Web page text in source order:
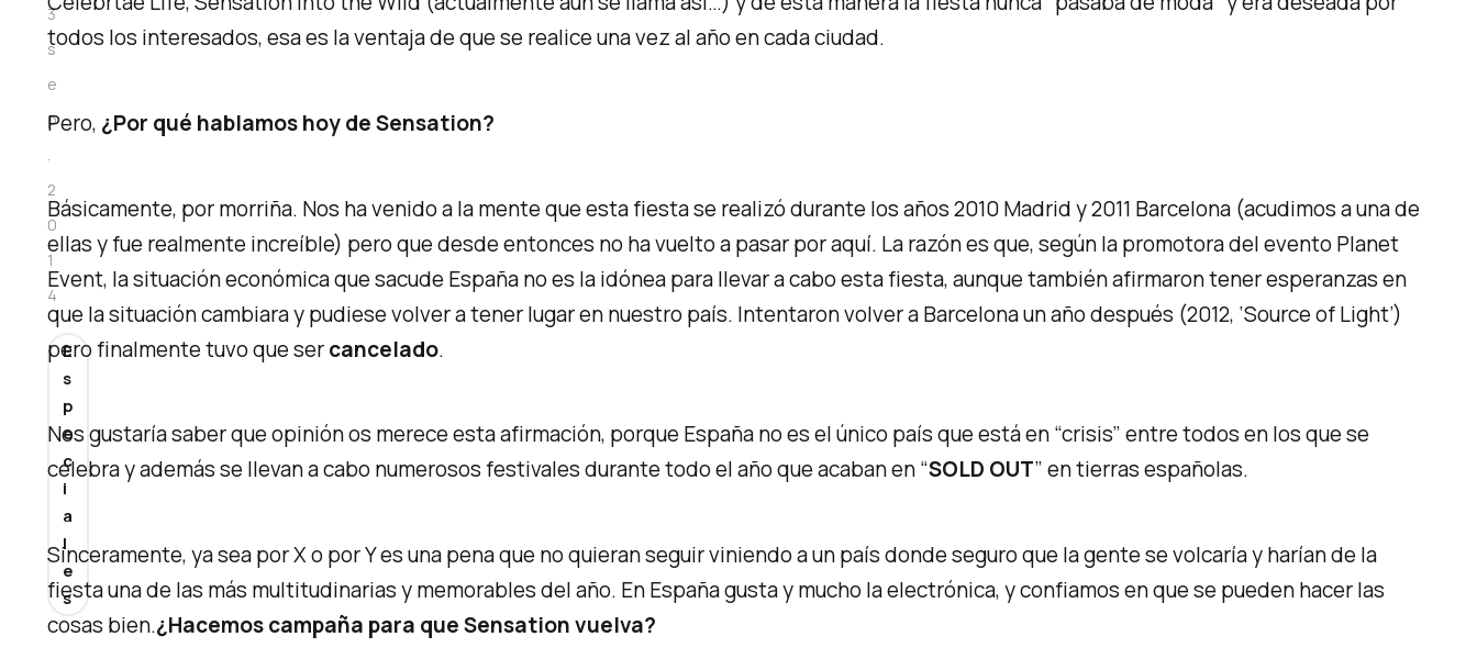
todos los interesados, esa es la ventaja de que se realice una vez al año en cada ciudad.
Pero, ¿Por qué hablamos hoy de Sensation?
Básicamente, por morriña. Nos ha venido a la mente que esta fiesta se realizó durante los años 2010 Madrid y 2011 Barcelona (acudimos a una de
ellas y fue realmente increíble) pero que desde entonces no ha vuelto a pasar por aquí. La razón es que, según la promotora del evento Planet
Event, la situación económica que sacude España no es la idónea para llevar a cabo esta fiesta, aunque también afirmaron tener esperanzas en
que la situación cambiara y pudiese volver a tener lugar en nuestro país. Intentaron volver a Barcelona un año después (2012, ‘Source of Light’)
pero finalmente tuvo que sercancelado.
Nos gustaría saber que opinión os merece esta afirmación, porque España no es el único país que está en “crisis” entre todos en los que se
celebra y además se llevan a cabo numerosos festivales durante todo el año que acaban en “SOLD OUT” en tierras españolas.
Sinceramente, ya sea por X o por Y es una pena que no quieran seguir viniendo a un país donde seguro que la gente se volcaría y harían de la
fiesta una de las más multitudinarias y memorables del año. En España gusta y mucho la electrónica, y confiamos en que se pueden hacer las
cosas bien.¿Hacemos campaña para queSensationvuelva?
3
s
e
p
.
2
0
1
4
E
s
p
e
c
i
a
l
e
s